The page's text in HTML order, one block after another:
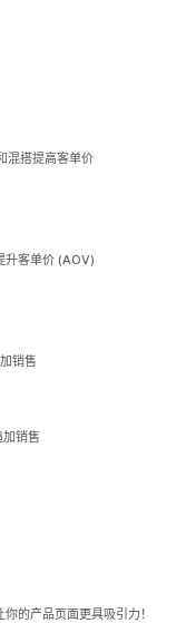
混搭提高客单价
升客单价 (AOV)
销售
销售
的产品页面更具吸引力！